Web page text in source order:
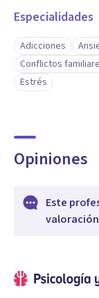
Especialidades
Adicciones
Conflictos
Estrés
Opiniones
Este
valoración